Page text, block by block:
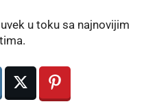
u toku sa najnovijim